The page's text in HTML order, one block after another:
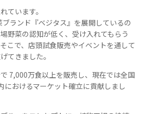
ています。
ランド『ベジタス』を展開しているの
野菜の認知が低く、受け入れてもらう
こで、店頭試食販売やイベントを通して
てきました。
7,000万食以上を販売し、現在では全国
におけるマーケット確立に貢献しまし